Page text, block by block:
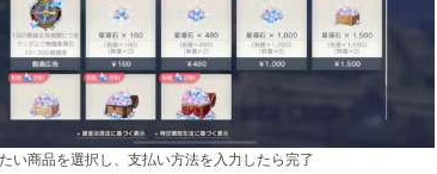
い商品を選択し、支払い方法を入力したら完了